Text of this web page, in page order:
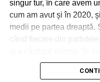
ale militarilor străini
ministerul.
Potrivit instituţiei, după
publicul prezent în Piaţa
singur tur, în care avem
cum am avut şi în 2020,
medii pe partea dreaptă.
când fiecare din
mult efort, s-a ajuns la o
candidaţi unici şi cu o